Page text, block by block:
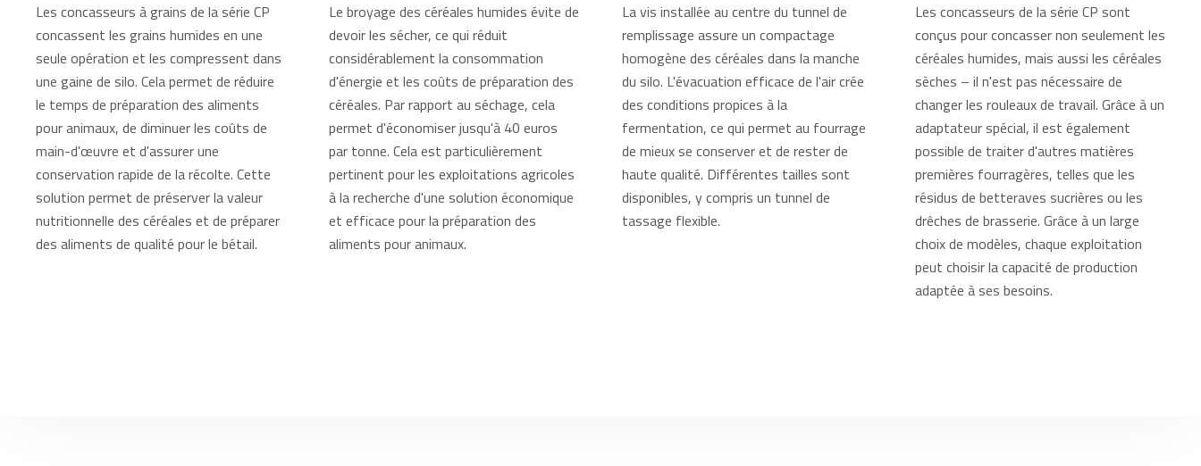
Les concasseurs à grains de la série CP
concassent les grains humides en une
seule opération et les compressent dans
une gaine de silo. Cela permet de réduire
le temps de préparation des aliments
pour animaux, de diminuer les coûts de
main-d'œuvre et d'assurer une
conservation rapide de la récolte. Cette
solution permet de préserver la valeur
nutritionnelle des céréales et de préparer
des aliments de qualité pour le bétail.
Le broyage des céréales humides évite de
devoir les sécher, ce qui réduit
considérablement la consommation
d'énergie et les coûts de préparation des
céréales. Par rapport au séchage, cela
permet d'économiser jusqu'à 40 euros
par tonne. Cela est particulièrement
pertinent pour les exploitations agricoles
à la recherche d'une solution économique
et efficace pour la préparation des
aliments pour animaux.
La vis installée au centre du tunnel de
remplissage assure un compactage
homogène des céréales dans la manche
du silo. L'évacuation efficace de l'air crée
des conditions propices à la
fermentation, ce qui permet au fourrage
de mieux se conserver et de rester de
haute qualité. Différentes tailles sont
disponibles, y compris un tunnel de
tassage flexible.
Les concasseurs de la série CP sont
conçus pour concasser non seulement les
céréales humides, mais aussi les céréales
sèches – il n'est pas nécessaire de
changer les rouleaux de travail. Grâce à un
adaptateur spécial, il est également
possible de traiter d'autres matières
premières fourragères, telles que les
résidus de betteraves sucrières ou les
drêches de brasserie. Grâce à un large
choix de modèles, chaque exploitation
peut choisir la capacité de production
adaptée à ses besoins.